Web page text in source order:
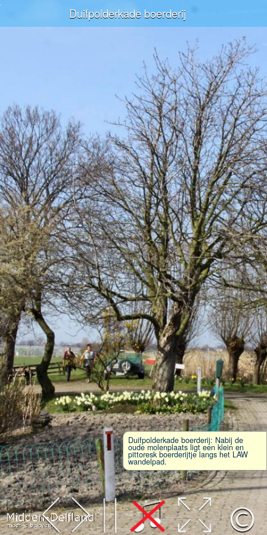
Leaflet| Map data ©OpenStreetMap
contributors,CC-BY-SA, Imagery ©Mapbox
Duifpolderkade boerderij
Duifpolderkade boerderij: Nabij de
oude molenplaats ligt een klein en
pittoresk boerderijtje langs het LAW
wandelpad.